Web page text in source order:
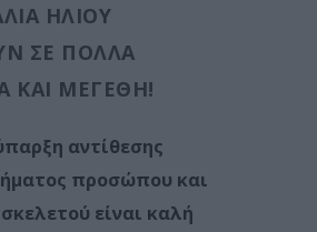
ΗΛΊΟΥ
ΣΕ ΠΟΛΛΆ
ΚΑΙ ΜΕΓΈΘΗ!
αντίθεσης
προσώπου και
είναι καλή